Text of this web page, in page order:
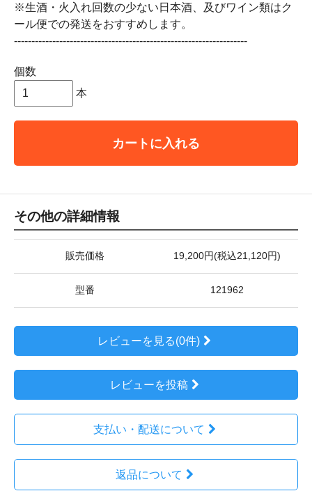
※生酒・火入れ回数の少ない日本酒、及びワイン類はク
ール便での発送をおすすめします。
-------------------------------------------------------------------
個数
本
カートに入れる
その他の詳細情報
販売価格 19,200円(税込21,120円)
型番 121962
レビューを見る(0件)
レビューを投稿
支払い・配送について
返品について